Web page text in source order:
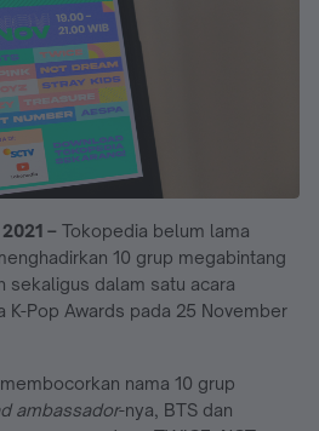
– Tokopedia belum lama
10 grup megabintang
sekaligus dalam satu acara
K-Pop Awards pada 25 November
membocorkan nama 10 grup
ambassador-nya, BTS dan